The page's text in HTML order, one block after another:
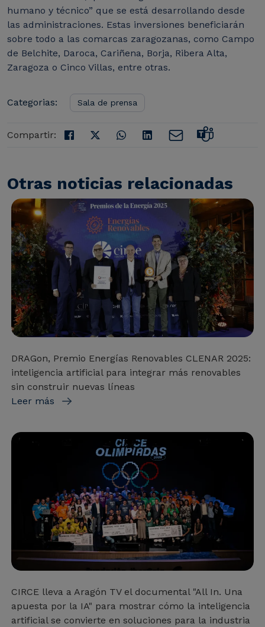
humano y técnico” que se está desarrollando desde
las administraciones. Estas inversiones beneficiarán
sobre todo a las comarcas zaragozanas, como Campo
de Belchite, Daroca, Cariñena, Borja, Ribera Alta,
Zaragoza o Cinco Villas, entre otras.
Categorias: Sala de prensa
Compartir:
Otras noticias relacionadas
DRAGon, Premio Energías Renovables CLENAR 2025:
inteligencia artificial para integrar más renovables
sin construir nuevas líneas
Leer más
CIRCE lleva a Aragón TV el documental "All In. Una
apuesta por la IA" para mostrar cómo la inteligencia
artificial se convierte en soluciones para la industria